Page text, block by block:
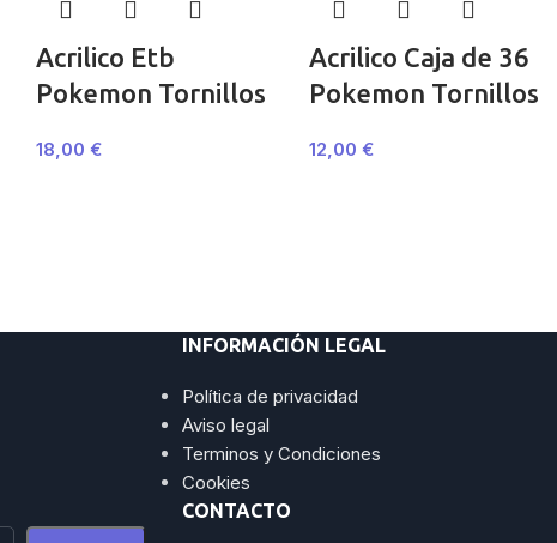
Acrilico Etb
Pokemon Tornillos
18,00 €
Acrilico Caja de 36
Pokemon Tornillos
12,00 €
INFORMACIÓN LEGAL
Política de privacidad
Aviso legal
Terminos y Condiciones
Cookies
CONTACTO